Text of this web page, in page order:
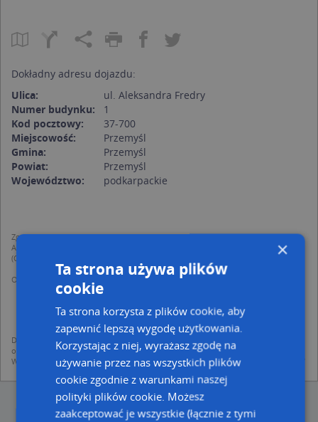
Dokładny adresu dojazdu:
Ulica:
ul. Aleksandra Fredry
Numer budynku:
1
Kod pocztowy:
37-700
Miejscowość:
Przemyśl
Gmina:
Przemyśl
Powiat:
Przemyśl
Województwo:
podkarpackie
Zgodnie z Rozporządzeniem PE i Rady (UE) o Ochronie Danych Osobowych
Administratorem (RODO), administratorem danych jest AutoMapa sp. z o.o.
(Operator) z siedzibą w Warszawie przy ulicy Domaniewskiej 37.
Operator przetwarza dane osobowe w celu:
dodania ich do bazy Targeo oraz publikacji w wyszukiwarce firm i na
udostępniania danych o firmach partnerom biznesowym operatora (art.
6 ust. 1 lit. f RODO)
Dane pochodzą z publicznych baz CEIDG, GUS, REGON, z firmowych stron www
oraz od podmiotów zewnętrznych.
Więcej informacji dot. RODO:http://regulamin.automapa.pl/odo_przetwarzanie/
×
Ta strona używa plików
cookie
Ta strona korzysta z plików cookie, aby
zapewnić lepszą wygodę użytkowania.
Korzystając z niej, wyrażasz zgodę na
używanie przez nas wszystkich plików
cookie zgodnie z warunkami naszej
polityki plików cookie. Możesz
zaakceptować je wszystkie (łącznie z tymi